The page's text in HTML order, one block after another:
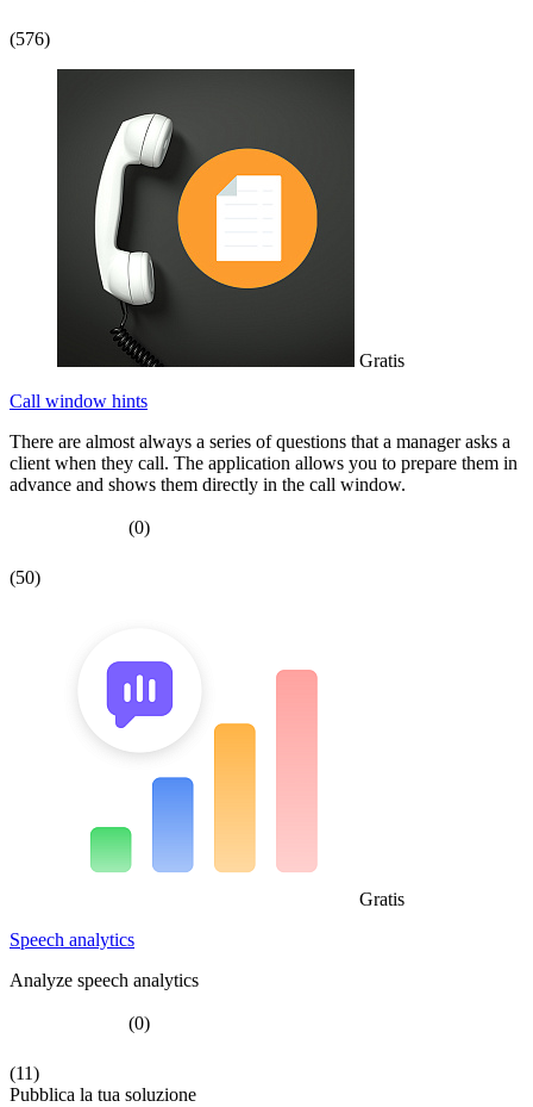
(576)
Gratis
Call window hints
There are almost always a series of questions that a manager asks a
client when they call. The application allows you to prepare them in
advance and shows them directly in the call window.
(0)
(50)
Gratis
Speech analytics
Analyze speech analytics
(0)
(11)
Pubblica la tua soluzione